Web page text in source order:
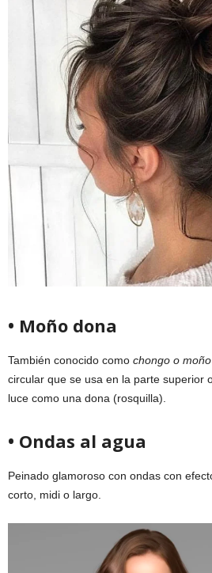
• Moño dona
También conocido como chongo o
circular que se usa en la parte superior
luce como una dona (rosquilla).
• Ondas al agua
Peinado glamoroso con ondas con
corto, midi o largo.